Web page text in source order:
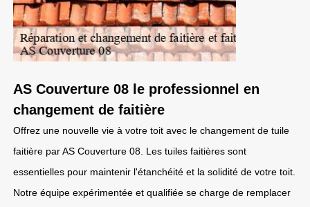
AS Couverture 08 le professionnel en
changement de faitière
Offrez une nouvelle vie à votre toit avec le changement de tuile
faitière par AS Couverture 08. Les tuiles faitières sont
essentielles pour maintenir l'étanchéité et la solidité de votre toit.
Notre équipe expérimentée et qualifiée se charge de remplacer